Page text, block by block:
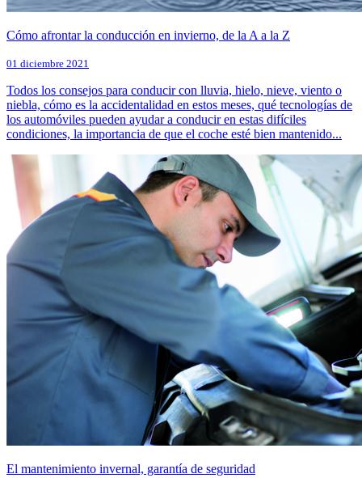
Cómo afrontar la conducción en invierno, de la A a la Z
01 diciembre 2021
Todos los consejos para conducir con lluvia, hielo, nieve, viento o
niebla, cómo es la accidentalidad en estos meses, qué tecnologías de
los automóviles pueden ayudar a conducir en estas difíciles
condiciones, la importancia de que el coche esté bien mantenido...
El mantenimiento invernal, garantía de seguridad